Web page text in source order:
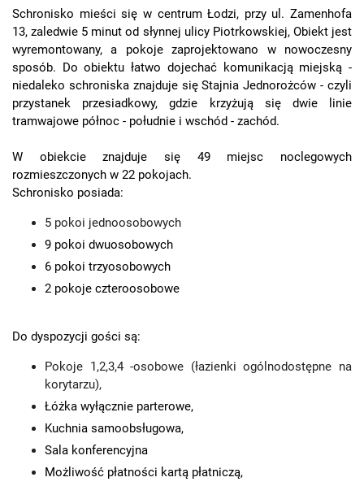
Schronisko mieści się w centrum Łodzi, przy ul. Zamenhofa
13, zaledwie 5 minut od słynnej ulicy Piotrkowskiej, Obiekt jest
wyremontowany, a pokoje zaprojektowano w nowoczesny
sposób. Do obiektu łatwo dojechać komunikacją miejską -
niedaleko schroniska znajduje się Stajnia Jednorożców - czyli
przystanek przesiadkowy, gdzie krzyżują się dwie linie
tramwajowe północ - południe i wschód - zachód.
W obiekcie znajduje się 49 miejsc noclegowych
rozmieszczonych w 22 pokojach.
Schronisko posiada:
5 pokoi jednoosobowych
9 pokoi dwuosobowych
6 pokoi trzyosobowych
2 pokoje czteroosobowe
Do dyspozycji gości są:
Pokoje 1,2,3,4 -osobowe (łazienki ogólnodostępne na
korytarzu),
Łóżka wyłącznie parterowe,
Kuchnia samoobsługowa,
Sala konferencyjna
Możliwość płatności kartą płatniczą,